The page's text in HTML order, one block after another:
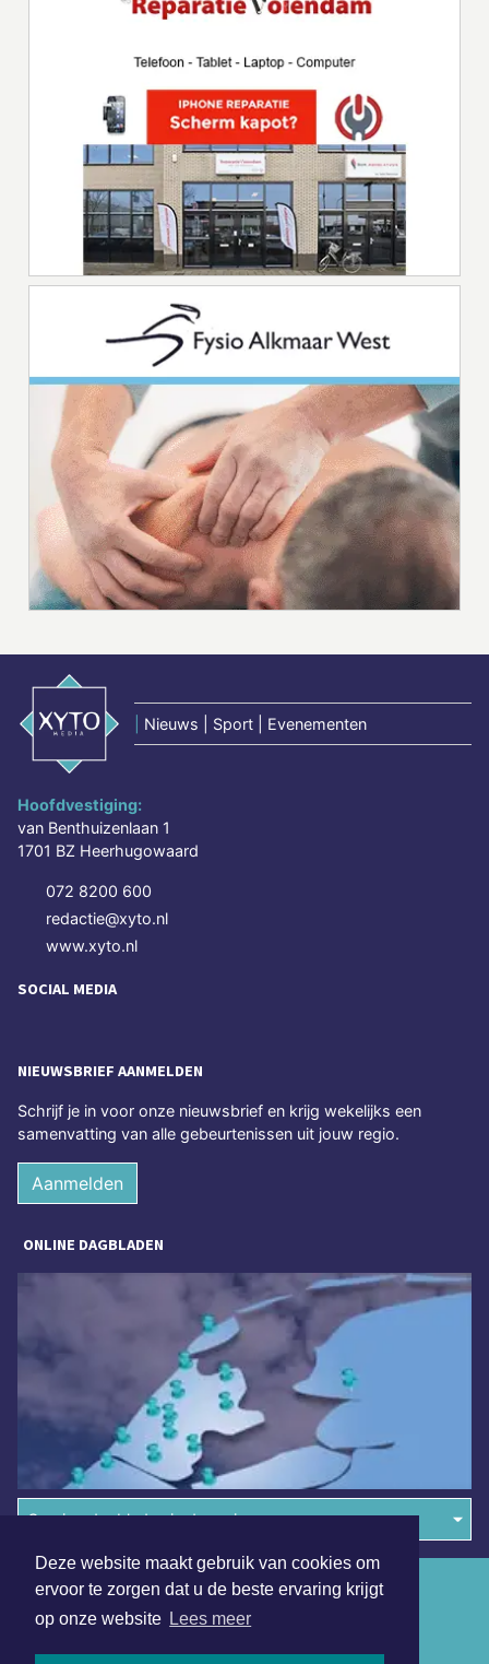
Deze website maakt gebruik van cookies om
ervoor te zorgen dat u de beste ervaring krijgt
op onze website Lees meer
Nieuws | Sport | Evenementen
Hoofdvestiging:
van Benthuizenlaan 1
1701 BZ Heerhugowaard
072 8200 600
redactie@xyto.nl
www.xyto.nl
SOCIAL MEDIA
NIEUWSBRIEF AANMELDEN
Schrijf je in voor onze nieuwsbrief en krijg wekelijks een
samenvatting van alle gebeurtenissen uit jouw regio.
Aanmelden
ONLINE DAGBLADEN
Overige dagbladen in de regio
Algemene voorwaarden
Disclaimer